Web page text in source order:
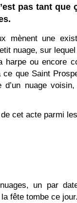
pas tant que
mènent une
nuage, sur
ou encore
ce que Saint
nuage
cet acte parmi
un par
fête tombe ce